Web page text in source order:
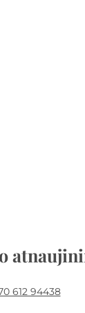
612 94438